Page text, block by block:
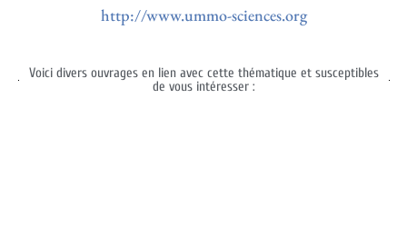
http://www.ummo-sciences.org
Voici divers ouvrages en lien avec cette thématique et susceptibles
de vous intéresser :